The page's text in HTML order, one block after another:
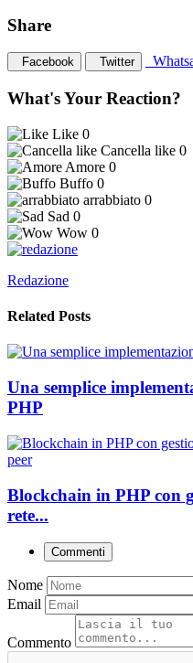
Share
Facebook Twitter
What's Your Reaction?
Like 0
Cancella like 0
Amore 0
Buffo 0
arrabbiato 0
Sad 0
Wow 0
Redazione
Related Posts
Una semplice
PHP
Blockchain in PHP con
rete...
Commenti
Nome
Email
Commento